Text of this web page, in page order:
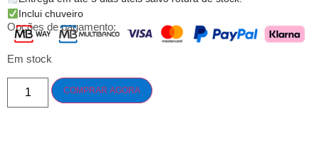
Inclui chuveiro
Opções de pagamento:
Em stock
COMPRAR AGORA